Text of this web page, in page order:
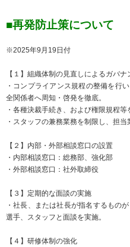
■再発防止策について
※2025年9月19日付
【１】組織体制の見直しによるガバナ
・コンプライアンス規程の整備を行
全関係者へ周知・啓発を徹底。
・各種決裁手続き、および権限規程
・スタッフの兼務業務を制限し、担当
【２】内部・外部相談窓口の設置
・内部相談窓口：総務部、強化部
・外部相談窓口：社外取締役
【３】定期的な面談の実施
・社長、または社長が指名するもの
選手、スタッフと面談を実施。
【４】研修体制の強化